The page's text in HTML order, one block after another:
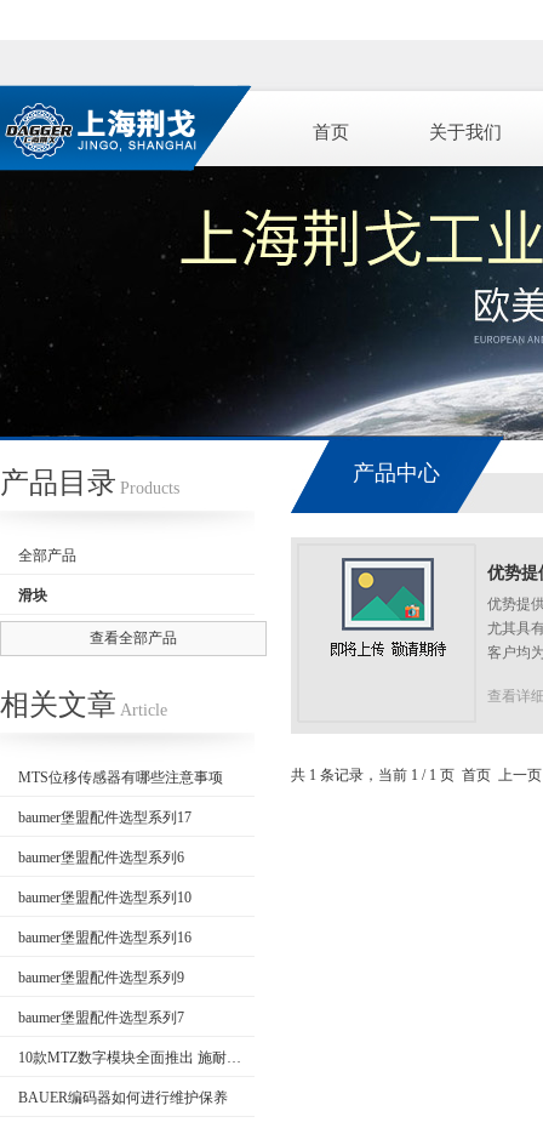
公司名称
首页 关于我们
产品目录 Products
全部产品
滑块
查看全部产品
相关文章 Article
MTS位移传感器有哪些注意事项
baumer堡盟配件选型系列17
baumer堡盟配件选型系列6
baumer堡盟配件选型系列10
baumer堡盟配件选型系列16
baumer堡盟配件选型系列9
baumer堡盟配件选型系列7
10款MTZ数字模块全面推出 施耐德电气全效助力数字化运维
BAUER编码器如何进行维护保养
产品中心
优势提
优势提
尤其具
客户均
查看详
共 1 条记录，当前 1 / 1 页 首页 上一